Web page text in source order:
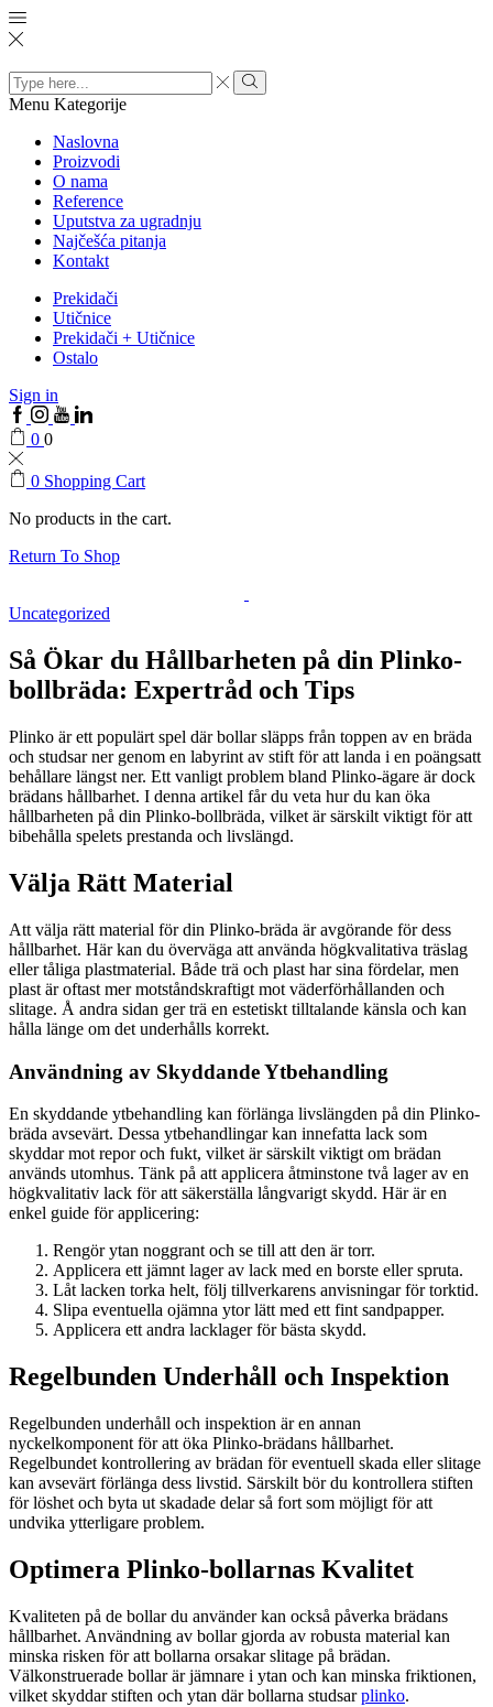
Search
input
Menu Kategorije
Naslovna
Proizvodi
O nama
Reference
Uputstva za ugradnju
Najčešća pitanja
Kontakt
Prekidači
Utičnice
Prekidači + Utičnice
Ostalo
Sign in
0 0
0 Shopping Cart
No products in the cart.
Return To Shop
Uncategorized
Så Ökar du Hållbarheten på din Plinko-
bollbräda: Expertråd och Tips
Plinko är ett populärt spel där bollar släpps från toppen av en bräda
och studsar ner genom en labyrint av stift för att landa i en poängsatt
behållare längst ner. Ett vanligt problem bland Plinko-ägare är dock
brädans hållbarhet. I denna artikel får du veta hur du kan öka
hållbarheten på din Plinko-bollbräda, vilket är särskilt viktigt för att
bibehålla spelets prestanda och livslängd.
Välja Rätt Material
Att välja rätt material för din Plinko-bräda är avgörande för dess
hållbarhet. Här kan du överväga att använda högkvalitativa träslag
eller tåliga plastmaterial. Både trä och plast har sina fördelar, men
plast är oftast mer motståndskraftigt mot väderförhållanden och
slitage. Å andra sidan ger trä en estetiskt tilltalande känsla och kan
hålla länge om det underhålls korrekt.
Användning av Skyddande Ytbehandling
En skyddande ytbehandling kan förlänga livslängden på din Plinko-
bräda avsevärt. Dessa ytbehandlingar kan innefatta lack som
skyddar mot repor och fukt, vilket är särskilt viktigt om brädan
används utomhus. Tänk på att applicera åtminstone två lager av en
högkvalitativ lack för att säkerställa långvarigt skydd. Här är en
enkel guide för applicering:
Rengör ytan noggrant och se till att den är torr.
Applicera ett jämnt lager av lack med en borste eller spruta.
Låt lacken torka helt, följ tillverkarens anvisningar för torktid.
Slipa eventuella ojämna ytor lätt med ett fint sandpapper.
Applicera ett andra lacklager för bästa skydd.
Regelbunden Underhåll och Inspektion
Regelbunden underhåll och inspektion är en annan
nyckelkomponent för att öka Plinko-brädans hållbarhet.
Regelbundet kontrollering av brädan för eventuell skada eller slitage
kan avsevärt förlänga dess livstid. Särskilt bör du kontrollera stiften
för löshet och byta ut skadade delar så fort som möjligt för att
undvika ytterligare problem.
Optimera Plinko-bollarnas Kvalitet
Kvaliteten på de bollar du använder kan också påverka brädans
hållbarhet. Användning av bollar gjorda av robusta material kan
minska risken för att bollarna orsakar slitage på brädan.
Välkonstruerade bollar är jämnare i ytan och kan minska friktionen,
vilket skyddar stiften och ytan där bollarna studsarplinko.